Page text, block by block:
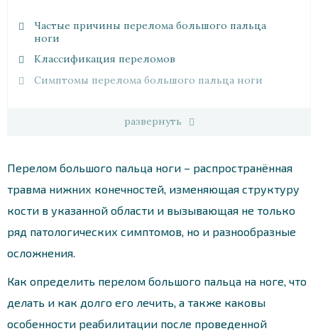
Частые причины перелома большого пальца
ноги
Классификация переломов
Симптомы перелома большого пальца ноги
развернуть
Перелом большого пальца ноги – распространённая
травма нижних конечностей, изменяющая структуру
кости в указанной области и вызывающая не только
ряд патологических симптомов, но и разнообразные
осложнения.
Как определить перелом большого пальца на ноге, что
делать и как долго его лечить, а также каковы
особенности реабилитации после проведенной